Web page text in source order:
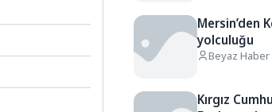
Mersin’den
yolculuğu
Beyaz Haber
Kırgız